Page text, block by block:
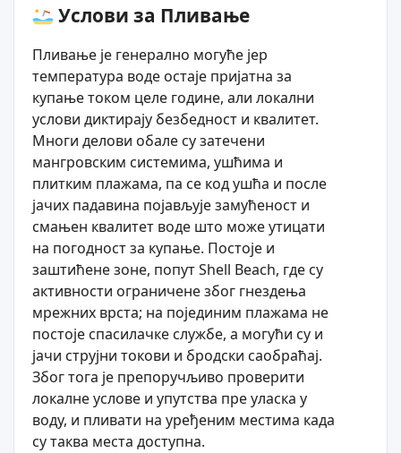
Услови за Пливање
Пливање је генерално могуће јер
температура воде остаје пријатна за
купање током целе године, али локални
услови диктирају безбедност и квалитет.
Многи делови обале су затечени
мангровским системима, ушћима и
плитким плажама, па се код ушћа и после
јачих падавина појављује замућеност и
смањен квалитет воде што може утицати
на погодност за купање. Постоје и
заштићене зоне, попут Shell Beach, где су
активности ограничене због гнездења
мрежних врста; на појединим плажама не
постоје спасилачке службе, а могући су и
јачи струјни токови и бродски саобраћај.
Због тога је препоручљиво проверити
локалне услове и упутства пре уласка у
воду, и пливати на уређеним местима када
су таква места доступна.